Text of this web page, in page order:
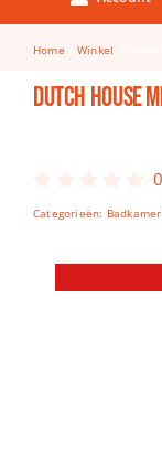
Keuken & Tafelen
Kinderfietsen
Knutselen
Spellen
Puzzels
Home Winkel
Dutch House
0
Categorieën: